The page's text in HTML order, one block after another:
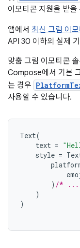
이모티콘 지원을 받을
앱에서 최신 그림 이
API 30 이하의 실제
맞춤 그림 이모티콘
Compose에서 기본
는 경우
사용할 수 있습니다.
Text(
text =
style =
) /*
)
)